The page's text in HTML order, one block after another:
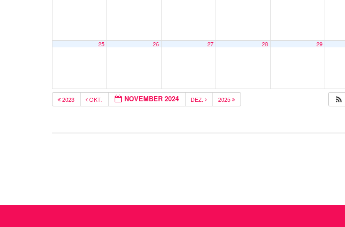
25 26 27 28 29
2023 OKT. NOVEMBER 2024 DEZ. 2025